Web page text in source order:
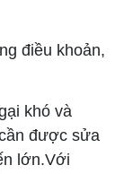
điều khoản,
khó và
được sửa
lớn.Với